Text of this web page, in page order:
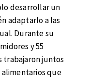
desarrollar un
adaptarlo a las
Durante su
y 55
trabajaron juntos
que